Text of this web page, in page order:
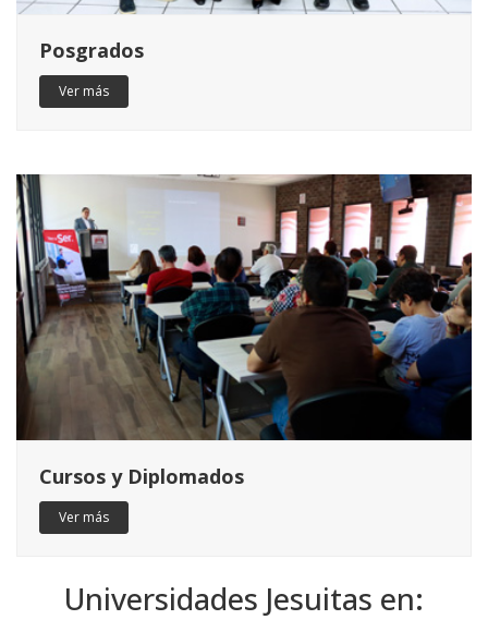
Posgrados
Ver más
Cursos y Diplomados
Ver más
Universidades Jesuitas en: